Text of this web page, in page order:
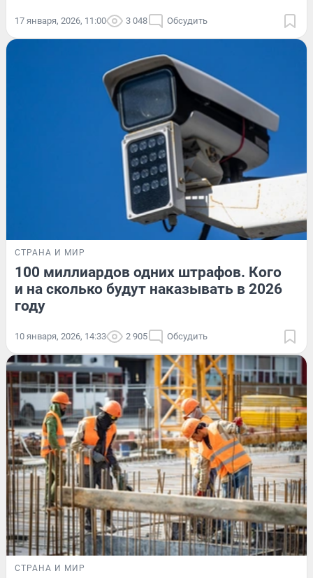
17 января, 2026, 11:00 3 048 Обсудить
СТРАНА И МИР
100 миллиардов одних штрафов. Кого
и на сколько будут наказывать в 2026
году
10 января, 2026, 14:33 2 905 Обсудить
СТРАНА И МИР